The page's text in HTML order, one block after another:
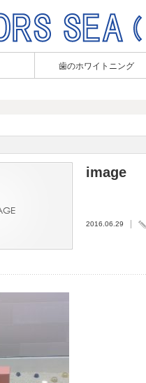
歯のホワイトニング
image
2016.06.29